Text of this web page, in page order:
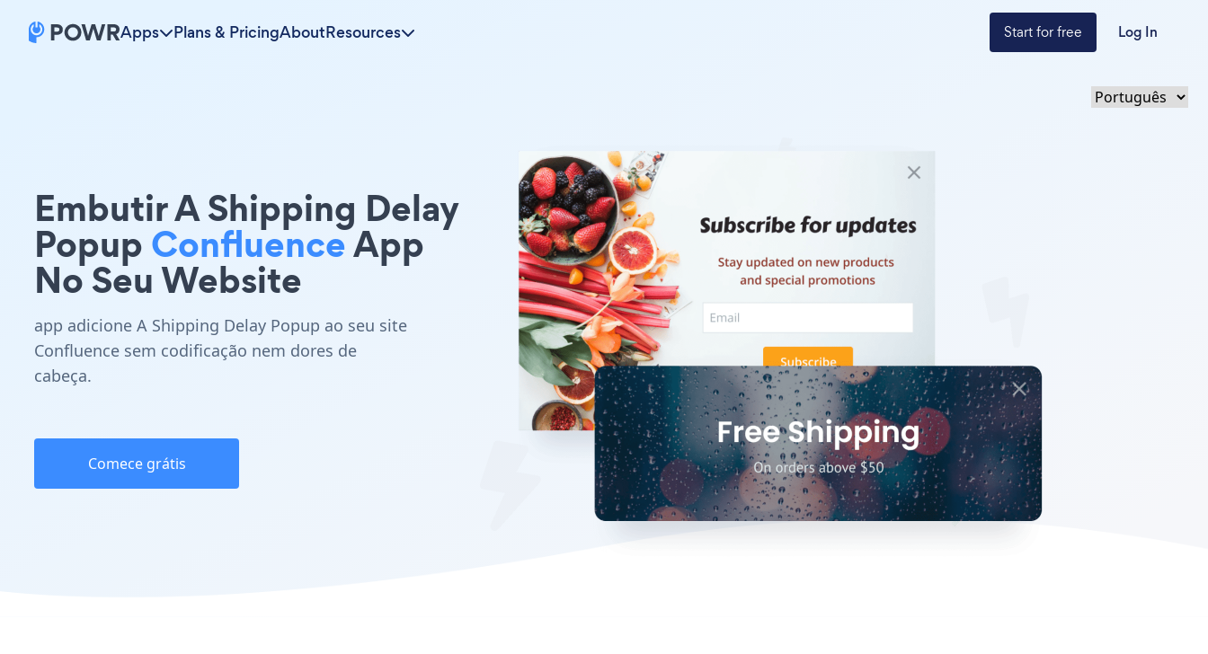
Apps Plans & PricingAboutResources Start for free Log In
Embutir A Shipping Delay
PopupConfluenceApp
No Seu Website
app adicione A Shipping Delay Popup ao seu site
Confluence sem codificação nem dores de
cabeça.
Comece grátis